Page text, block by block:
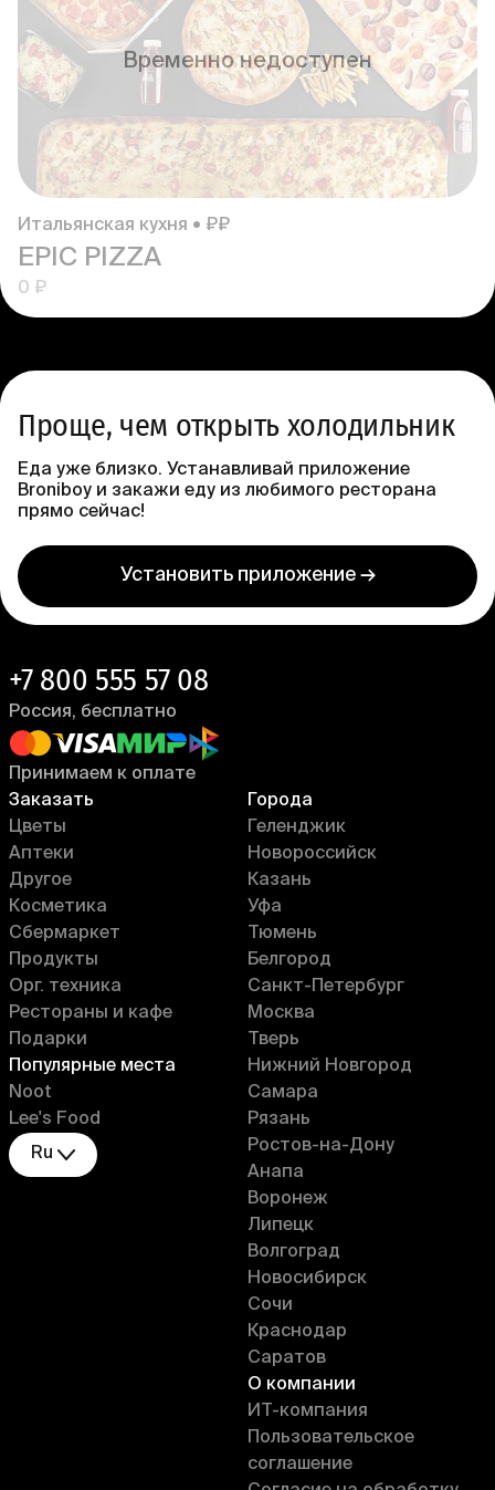
Временно недоступен
Итальянская кухня • ₽₽
EPIC PIZZA
0 ₽
Проще, чем открыть холодильник
Еда уже близко. Устанавливай приложение
Broniboy и закажи еду из любимого ресторана
прямо сейчас!
Установить приложение →
Заказать
Цветы
Аптеки
Другое
Косметика
Сбермаркет
Продукты
Орг. техника
Рестораны и кафе
Подарки
Популярные места
Noot
Lee's Food
Ru
Города
Геленджик
Новороссийск
Казань
Уфа
Тюмень
Белгород
Санкт-Петербург
Москва
Тверь
Нижний Новгород
Самара
Рязань
Ростов-на-Дону
Анапа
Воронеж
Липецк
Волгоград
Новосибирск
Сочи
Краснодар
Саратов
О компании
ИT-компания
Пользовательское
соглашение
+7 800 555 57 08
Россия, бесплатно
Принимаем к оплате